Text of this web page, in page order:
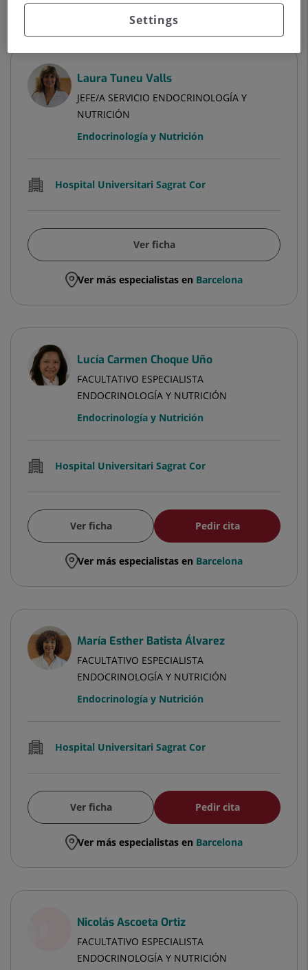
Laura Tuneu Valls
JEFE/A SERVICIO ENDOCRINOLOGÍA Y
NUTRICIÓN
Endocrinología y Nutrición
Hospital Universitari Sagrat Cor
Ver ficha
Ver más especialistas en Barcelona
Lucía Carmen Choque Uño
FACULTATIVO ESPECIALISTA
ENDOCRINOLOGÍA Y NUTRICIÓN
Endocrinología y Nutrición
Hospital Universitari Sagrat Cor
Ver ficha Pedir cita
Ver más especialistas en Barcelona
María Esther Batista Álvarez
FACULTATIVO ESPECIALISTA
ENDOCRINOLOGÍA Y NUTRICIÓN
Endocrinología y Nutrición
Hospital Universitari Sagrat Cor
Ver ficha Pedir cita
Ver más especialistas en Barcelona
Nicolás Ascoeta Ortiz
FACULTATIVO ESPECIALISTA
ENDOCRINOLOGÍA Y NUTRICIÓN
Settings